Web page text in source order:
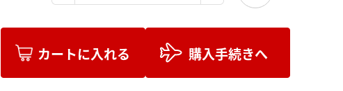
カートに入れる 購入手続きへ